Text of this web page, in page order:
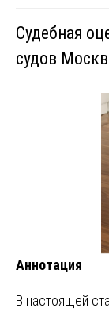
Судебная
судов
Аннотация
В настоящей